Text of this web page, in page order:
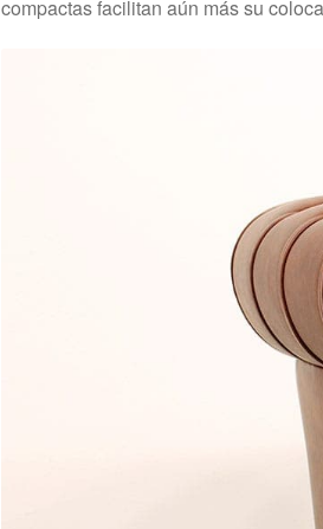
compactas facilitan aún más su